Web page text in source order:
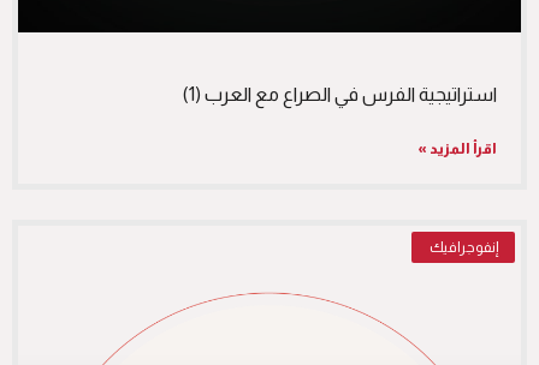
استراتيجية الفرس في الصراع مع العرب (1)
اقرأ المزيد »
إنفوجرافيك